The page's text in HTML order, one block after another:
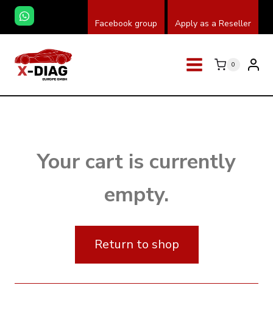
Skip
content
Facebook group Apply as a Reseller
0
Your cart is currently
empty.
Return to shop